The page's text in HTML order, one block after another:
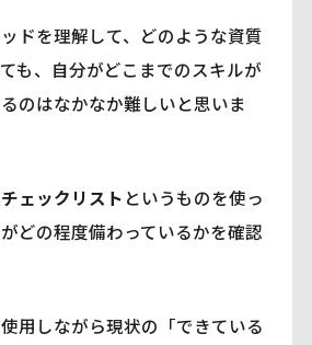
ドを理解して、どのような資質
も、自分がどこまでのスキルが
のはなかなか難しいと思いま
ェックリスト というものを使っ
どの程度備わっているかを確認
用しながら現状の「できている